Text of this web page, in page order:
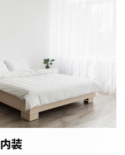
内装